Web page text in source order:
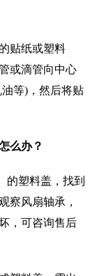
贴纸或塑料
或滴管向中心
等)，然后将贴
么办？
的塑料盖，找到
察风扇轴承，
，可咨询售后